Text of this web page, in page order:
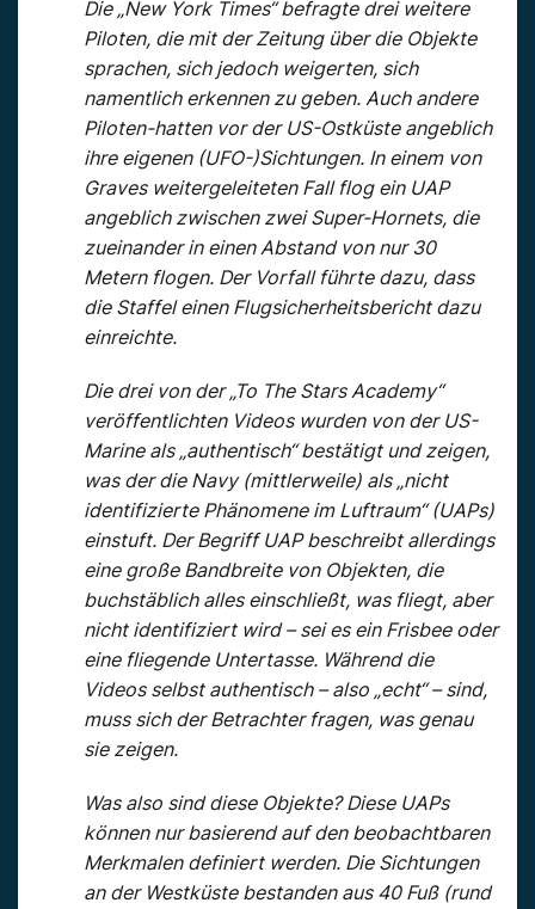
Die „New York Times“ befragte drei weitere
Piloten, die mit der Zeitung über die Objekte
sprachen, sich jedoch weigerten, sich
namentlich erkennen zu geben. Auch andere
Piloten-hatten vor der US-Ostküste angeblich
ihre eigenen (UFO-)Sichtungen. In einem von
Graves weitergeleiteten Fall flog ein UAP
angeblich zwischen zwei Super-Hornets, die
zueinander in einen Abstand von nur 30
Metern flogen. Der Vorfall führte dazu, dass
die Staffel einen Flugsicherheitsbericht dazu
einreichte.
Die drei von der „To The Stars Academy“
veröffentlichten Videos wurden von der US-
Marine als „authentisch“ bestätigt und zeigen,
was der die Navy (mittlerweile) als „nicht
identifizierte Phänomene im Luftraum“ (UAPs)
einstuft. Der Begriff UAP beschreibt allerdings
eine große Bandbreite von Objekten, die
buchstäblich alles einschließt, was fliegt, aber
nicht identifiziert wird – sei es ein Frisbee oder
eine fliegende Untertasse. Während die
Videos selbst authentisch – also „echt“ – sind,
muss sich der Betrachter fragen, was genau
sie zeigen.
Was also sind diese Objekte? Diese UAPs
können nur basierend auf den beobachtbaren
Merkmalen definiert werden. Die Sichtungen
an der Westküste bestanden aus 40 Fuß (rund